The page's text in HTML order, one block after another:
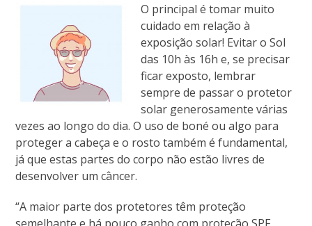
O principal é tomar muito
cuidado em relação à
exposição solar! Evitar o Sol
das 10h às 16h e, se precisar
ficar exposto, lembrar
sempre de passar o protetor
solar generosamente várias
vezes ao longo do dia. O uso de boné ou algo para
proteger a cabeça e o rosto também é fundamental,
já que estas partes do corpo não estão livres de
desenvolver um câncer.
“A maior parte dos protetores têm proteção